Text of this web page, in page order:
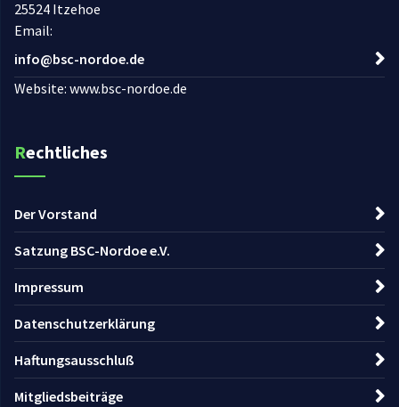
25524 Itzehoe
Email:
info@bsc-nordoe.de
Website: www.bsc-nordoe.de
Rechtliches
Der Vorstand
Satzung BSC-Nordoe e.V.
Impressum
Datenschutzerklärung
Haftungsausschluß
Mitgliedsbeiträge